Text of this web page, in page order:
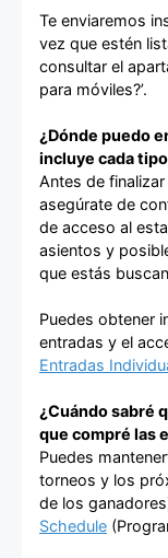
Te enviaremos
vez que estén
consultar el
para móviles?’.
¿Dónde puedo
incluye cada
Antes de
asegúrate de
de acceso al
asientos y
que estás
Puedes obtener
entradas y el
Entradas
¿Cuándo sabré
que compré las
Puedes
torneos y los
de los
Schedule